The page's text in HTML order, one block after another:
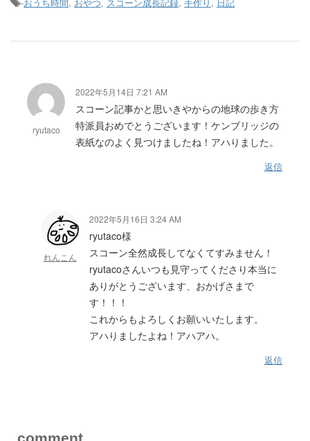
ryutaco
2022年5月14日 7:21 AM
スコーン記事かと思いきやからの地球の歩き方
特派員おめでとうございます！ケンブリッジの
表紙なのよく見つけましたね！アハりました。
返信
れんこん
2022年5月16日 3:24 AM
ryutaco様
スコーン全然成長してなくてすみません！
ryutacoさんいつも見守ってくださり本当に
ありがとうございます、おかげさまで
す！！！
これからもよろしくお願いいたします。
アハりましたよね！アハアハ。
返信